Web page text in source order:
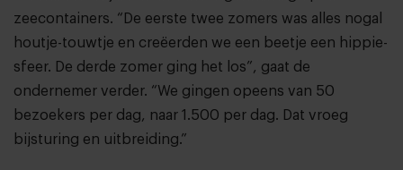
zeecontainers. “De eerste twee zomers was alles nogal
houtje-touwtje en creëerden we een beetje een hippie-
sfeer. De derde zomer ging het los”, gaat de
ondernemer verder. “We gingen opeens van 50
bezoekers per dag, naar 1.500 per dag. Dat vroeg
bijsturing en uitbreiding.”